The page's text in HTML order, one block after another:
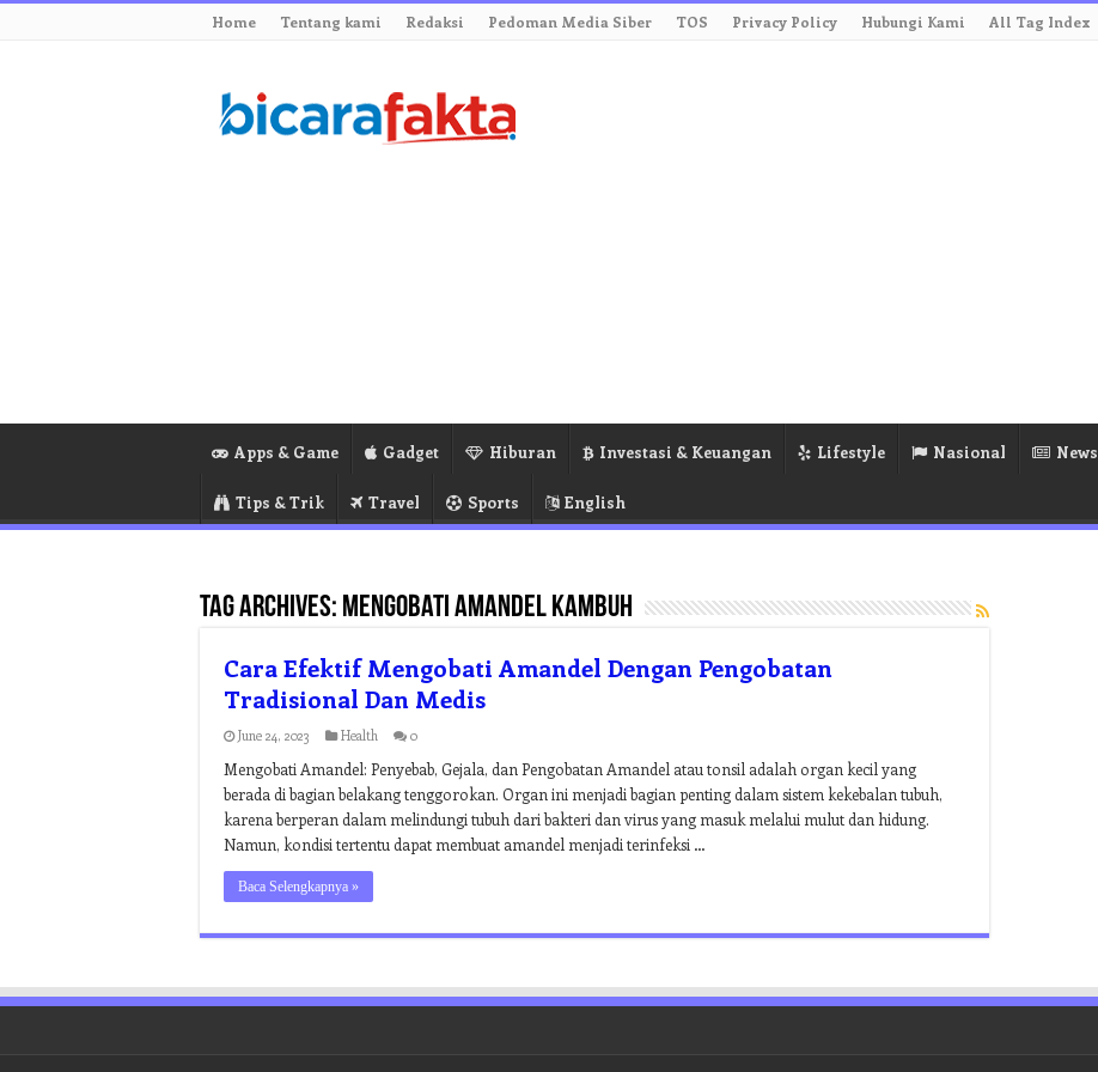
Home Tentang kami Redaksi Pedoman Media Siber TOS Privacy Policy Hubungi Kami All Tag Index
Apps & Game Gadget Hiburan Investasi & Keuangan Lifestyle Nasional News
Tips & Trik Travel Sports English
Tag Archives: mengobati amandel kambuh
Cara Efektif Mengobati Amandel Dengan Pengobatan
Tradisional Dan Medis
June 24, 2023 Health 0
Mengobati Amandel: Penyebab, Gejala, dan Pengobatan Amandel atau tonsil adalah organ kecil yang
berada di bagian belakang tenggorokan. Organ ini menjadi bagian penting dalam sistem kekebalan tubuh,
karena berperan dalam melindungi tubuh dari bakteri dan virus yang masuk melalui mulut dan hidung.
Namun, kondisi tertentu dapat membuat amandel menjadi terinfeksi …
Baca Selengkapnya »